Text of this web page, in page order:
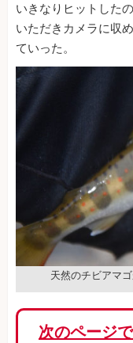
いきなりヒットした
いただきカメラに収
ていった。
天然のチビアマ
次のページ